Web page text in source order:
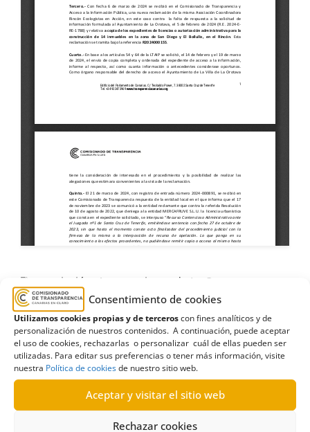
Consentimiento de cookies
Utilizamos cookies propias y de terceroscon fines analíticos y de
personalización de nuestros contenidos. A continuación, puede aceptar
el uso de cookies, rechazarlas o personalizar cuál de ellas pueden ser
utilizadas. Para editar sus preferencias o tener más información, visite
nuestra Política de cookiesde nuestro sitio web.
Aceptar y visitar el sitio web
Rechazar cookies
asociación Ayuntamiento de La Orotava
Ecologistas en Acción,El Bollullo,El Rincón
Estimatoria parcial,licencias,Mercafruve,villa,
Vivienda